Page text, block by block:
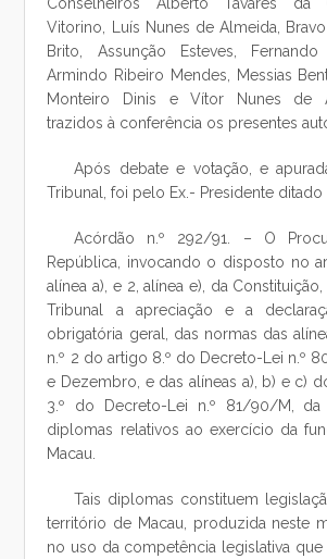
Vitorino, Luís Nunes de Almeida,
Brito, Assunção Esteves, Fernando
Armindo Ribeiro Mendes, Messias
Monteiro Dinis e Vítor Nunes de
trazidos à conferência os presentes
Após debate e votação, e
Tribunal, foi pelo Ex.- Presidente ditado
Acórdão n.º 292/91. – O
República, invocando o disposto no
alínea a), e 2, alínea e), da
Tribunal a apreciação e a
obrigatória geral, das normas das
n.º 2 do artigo 8.º do Decreto-Lei n.º
e Dezembro, e das alíneas a), b) e c)
3.º do Decreto-Lei n.º 81/90/M, da
diplomas relativos ao exercício da
Macau.
Tais diplomas constituem
território de Macau, produzida neste
no uso da competência legislativa que